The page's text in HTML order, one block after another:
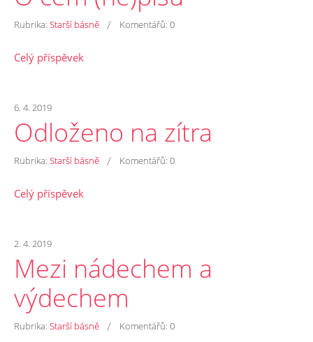
Rubrika: Starší básně / Komentářů: 0
Celý příspěvek
6. 4. 2019
Odloženo na zítra
Rubrika: Starší básně / Komentářů: 0
Celý příspěvek
2. 4. 2019
Mezi nádechem a
výdechem
Rubrika: Starší básně / Komentářů: 0